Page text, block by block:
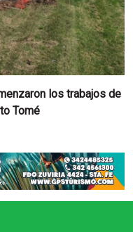
los trabajos de
Tomé